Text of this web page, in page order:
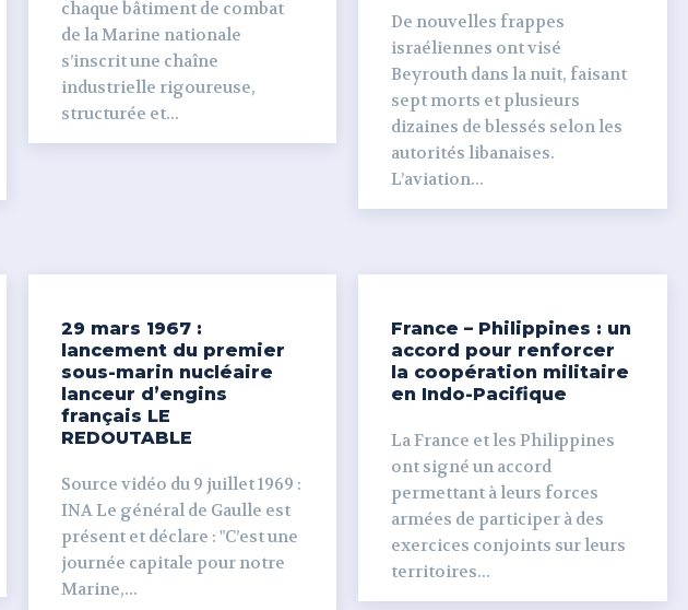
chaque bâtiment de combat
de la Marine nationale
s’inscrit une chaîne
industrielle rigoureuse,
structurée et...
De nouvelles frappes
israéliennes ont visé
Beyrouth dans la nuit, faisant
sept morts et plusieurs
dizaines de blessés selon les
autorités libanaises.
L’aviation...
29 mars 1967 :
lancement du premier
sous-marin nucléaire
lanceur d’engins
français LE
REDOUTABLE
Source vidéo du 9 juillet 1969 :
INA Le général de Gaulle est
présent et déclare : "C’est une
journée capitale pour notre
Marine,...
France – Philippines : un
accord pour renforcer
la coopération militaire
en Indo-Pacifique
La France et les Philippines
ont signé un accord
permettant à leurs forces
armées de participer à des
exercices conjoints sur leurs
territoires...